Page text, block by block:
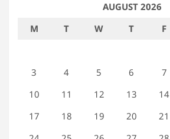
AUGUST 2026
M
T W T F
3
4 5 6 7
10
11 12 13 14
17
18 19 20 21